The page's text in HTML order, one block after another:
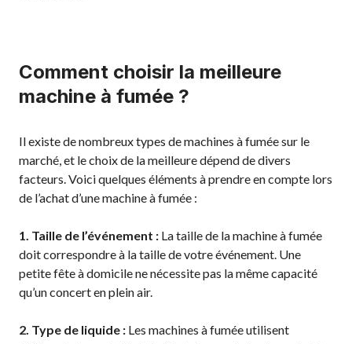
Comment choisir la meilleure
machine à fumée ?
Il existe de nombreux types de machines à fumée sur le
marché, et le choix de la meilleure dépend de divers
facteurs. Voici quelques éléments à prendre en compte lors
de l’achat d’une machine à fumée :
1. Taille de l’événement : La taille de la machine à fumée
doit correspondre à la taille de votre événement. Une
petite fête à domicile ne nécessite pas la même capacité
qu’un concert en plein air.
2. Type de liquide : Les machines à fumée utilisent